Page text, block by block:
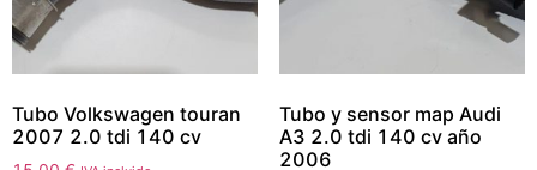
Tubo Volkswagen touran
2007 2.0 tdi 140 cv
Tubo y sensor map Audi
A3 2.0 tdi 140 cv año
2006